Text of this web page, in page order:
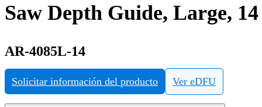
Saw Depth Guide, Large,
AR-4085L-14
Solicitar información del producto Ver eDFU